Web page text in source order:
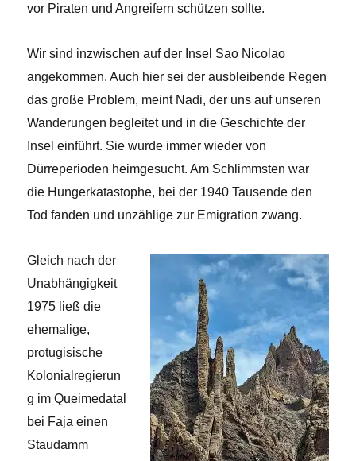
vor Piraten und Angreifern schützen sollte.
Wir sind inzwischen auf der Insel Sao Nicolao
angekommen. Auch hier sei der ausbleibende Regen
das große Problem, meint Nadi, der uns auf unseren
Wanderungen begleitet und in die Geschichte der
Insel einführt. Sie wurde immer wieder von
Dürreperioden heimgesucht. Am Schlimmsten war
die Hungerkatastophe, bei der 1940 Tausende den
Tod fanden und unzählige zur Emigration zwang.
Gleich nach der
Unabhängigkeit
1975 ließ die
ehemalige,
protugisische
Kolonialregierun
g im Queimedatal
bei Faja einen
Staudamm